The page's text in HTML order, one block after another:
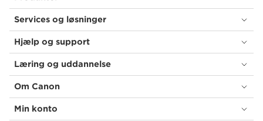
Services og løsninger
Hjælp og support
Læring og uddannelse
Om Canon
Min konto